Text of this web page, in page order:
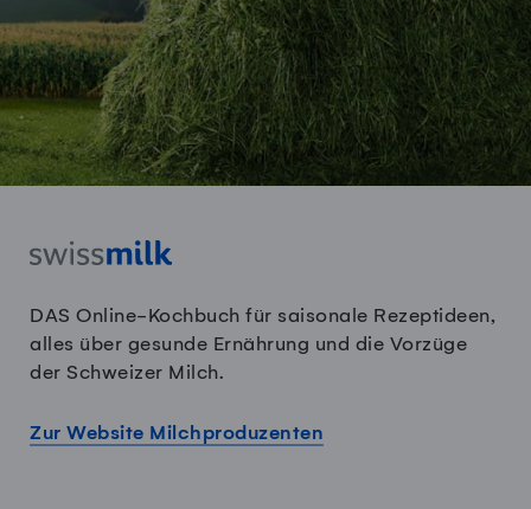
DAS Online-Kochbuch für saisonale Rezeptideen,
alles über gesunde Ernährung und die Vorzüge
der Schweizer Milch.
Zur Website Milchproduzenten